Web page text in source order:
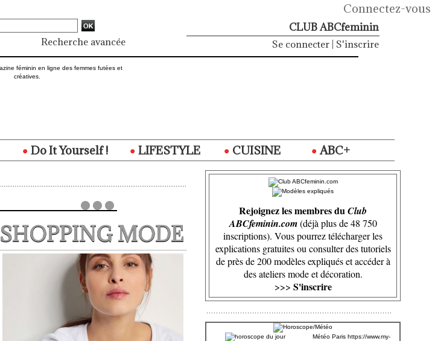
Connectez-vous
Recherche avancée
CLUB ABCfeminin
Se connecter S'inscrire
Do It Yourself ! LIFESTYLE CUISINE
ABC+
SHOPPING MODE
Rejoignez les membres duClub
ABCfeminin.com(déjà plus de 48 750
inscriptions). Vous pourrez télécharger les
explications gratuites ou consulter des tutoriels
de près de 200 modèles expliqués et accéder à
des ateliers mode et décoration.
>>> S'inscrire
Météo Paris https://www.my-